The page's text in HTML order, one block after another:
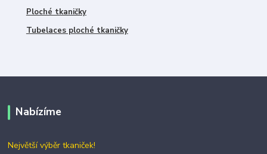
Ploché tkaničky
Tubelaces ploché tkaničky
Nabízíme
Největší výběr tkaniček!